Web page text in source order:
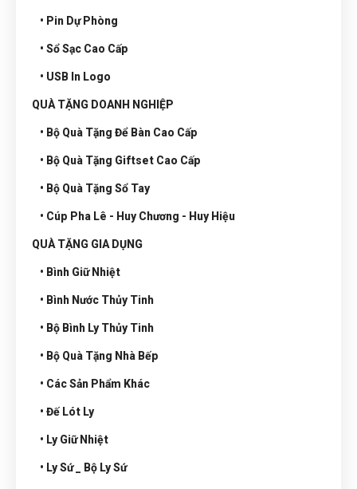
• Pin Dự Phòng
• Sổ Sạc Cao Cấp
• USB In Logo
QUÀ TẶNG DOANH NGHIỆP
• Bộ Quà Tặng Để Bàn Cao Cấp
• Bộ Quà Tặng Giftset Cao Cấp
• Bộ Quà Tặng Sổ Tay
• Cúp Pha Lê - Huy Chương - Huy Hiệu
QUÀ TẶNG GIA DỤNG
• Bình Giữ Nhiệt
• Bình Nước Thủy Tinh
• Bộ Bình Ly Thủy Tinh
• Bộ Quà Tặng Nhà Bếp
• Các Sản Phẩm Khác
• Đế Lót Ly
• Ly Giữ Nhiệt
• Ly Sứ _ Bộ Ly Sứ